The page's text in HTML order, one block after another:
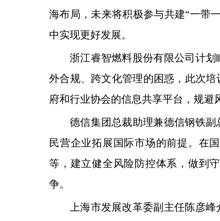
海布局，未来将积极参与共建“一带
中实现更好发展。
浙江睿智燃料股份有限公司计
外合规、跨文化管理的困惑，此次
府和行业协会的信息共享平台，规
德信集团总裁助理兼德信钢铁
民营企业拓展国际市场的前提。在
等，建立健全风险防控体系，做到
争。
上海市发展改革委副主任陈彦